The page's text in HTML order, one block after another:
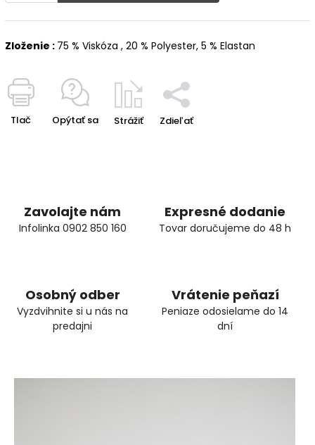
Zloženie : 75 % Viskóza , 20 % Polyester, 5 % Elastan
Tlač Opýtať sa Strážiť Zdieľať
Zavolajte nám
Infolinka 0902 850 160
Expresné dodanie
Tovar doručujeme do 48 h
Osobný odber
Vyzdvihnite si u nás na
predajni
Vrátenie peňazí
Peniaze odosielame do 14
dní